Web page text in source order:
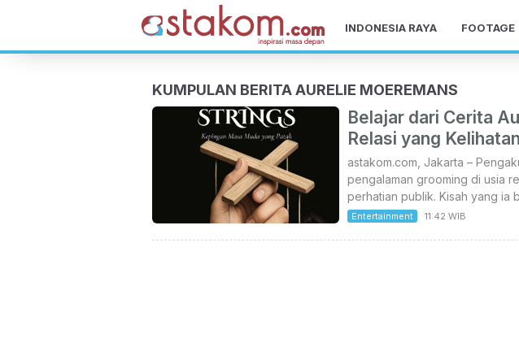
INDONESIA RAYA FOOTAGE
KUMPULAN BERITA AURELIE MOEREMANS
Belajar dari Cerita
Relasi yang
astakom.com, Jakarta –
pengalaman grooming di usia
perhatian publik. Kisah yang ia
Entertainment 11:42 WIB